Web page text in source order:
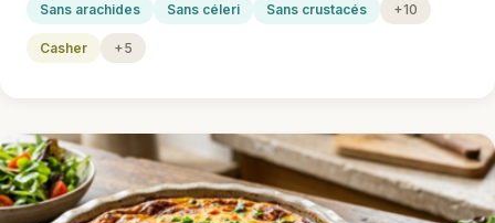
Sans arachides Sans céleri Sans crustacés +10
Casher +5